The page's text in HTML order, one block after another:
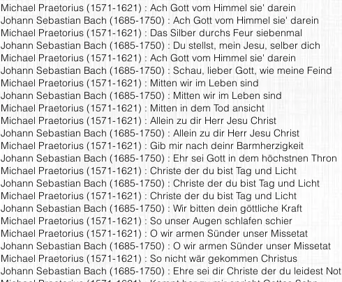
Michael Praetorius (1571-1621) : Ach Gott vom Himmel sie' darein
Johann Sebastian Bach (1685-1750) : Ach Gott vom Himmel sie' darein
Michael Praetorius (1571-1621) : Das Silber durchs Feur siebenmal
Johann Sebastian Bach (1685-1750) : Du stellst, mein Jesu, selber dich
Michael Praetorius (1571-1621) : Ach Gott vom Himmel sie' darein
Johann Sebastian Bach (1685-1750) : Schau, lieber Gott, wie meine Feind
Michael Praetorius (1571-1621) : Mitten wir im Leben sind
Johann Sebastian Bach (1685-1750) : Mitten wir im Leben sind
Michael Praetorius (1571-1621) : Mitten in dem Tod ansicht
Michael Praetorius (1571-1621) : Allein zu dir Herr Jesu Christ
Johann Sebastian Bach (1685-1750) : Allein zu dir Herr Jesu Christ
Michael Praetorius (1571-1621) : Gib mir nach deinr Barmherzigkeit
Johann Sebastian Bach (1685-1750) : Ehr sei Gott in dem höchstnen Thron
Michael Praetorius (1571-1621) : Christe der du bist Tag und Licht
Johann Sebastian Bach (1685-1750) : Christe der du bist Tag und Licht
Michael Praetorius (1571-1621) : Christe der du bist Tag und Licht
Johann Sebastian Bach (1685-1750) : Wir bitten dein göttliche Kraft
Michael Praetorius (1571-1621) : So unser Augen schlafen schier
Michael Praetorius (1571-1621) : O wir armen Sünder unser Missetat
Johann Sebastian Bach (1685-1750) : O wir armen Sünder unser Missetat
Michael Praetorius (1571-1621) : So nicht wär gekommen Christus
Johann Sebastian Bach (1685-1750) : Ehre sei dir Christe der du leidest Not